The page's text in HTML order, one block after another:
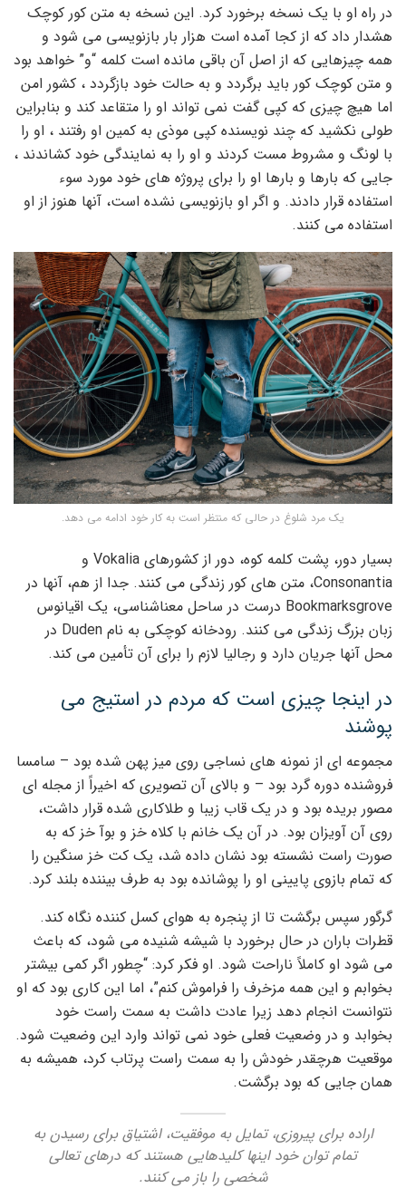
در راه او با یک نسخه برخورد کرد. این نسخه به متن کور کوچک
هشدار داد که از کجا آمده است هزار بار بازنویسی می شود و
همه چیزهایی که از اصل آن باقی مانده است کلمه “و” خواهد بود
و متن کوچک کور باید برگردد و به حالت خود بازگردد ، کشور امن
اما هیچ چیزی که کپی گفت نمی تواند او را متقاعد کند و بنابراین
طولی نکشید که چند نویسنده کپی موذی به کمین او رفتند ، او را
با لونگ و مشروط مست کردند و او را به نمایندگی خود کشاندند ،
جایی که بارها و بارها او را برای پروژه های خود مورد سوء
استفاده قرار دادند. و اگر او بازنویسی نشده است، آنها هنوز از او
استفاده می کنند.
یک مرد شلوغ در حالی که منتظر است به کار خود ادامه می دهد.
بسیار دور، پشت کلمه کوه، دور از کشورهای Vokalia و
Consonantia، متن های کور زندگی می کنند. جدا از هم، آنها در
Bookmarksgrove درست در ساحل معناشناسی، یک اقیانوس
زبان بزرگ زندگی می کنند. رودخانه کوچکی به نام Duden در
محل آنها جریان دارد و رجالیا لازم را برای آن تأمین می کند.
در اینجا چیزی است که مردم در استیج می
پوشند
مجموعه ای از نمونه های نساجی روی میز پهن شده بود – سامسا
فروشنده دوره گرد بود – و بالای آن تصویری که اخیراً از مجله ای
مصور بریده بود و در یک قاب زیبا و طلاکاری شده قرار داشت،
روی آن آویزان بود. در آن یک خانم با کلاه خز و بوآ خز که به
صورت راست نشسته بود نشان داده شد، یک کت خز سنگین را
که تمام بازوی پایینی او را پوشانده بود به طرف بیننده بلند کرد.
گرگور سپس برگشت تا از پنجره به هوای کسل کننده نگاه کند.
قطرات باران در حال برخورد با شیشه شنیده می شود، که باعث
می شود او کاملاً ناراحت شود. او فکر کرد: “چطور اگر کمی بیشتر
بخوابم و این همه مزخرف را فراموش کنم”، اما این کاری بود که او
نتوانست انجام دهد زیرا عادت داشت به سمت راست خود
بخوابد و در وضعیت فعلی خود نمی تواند وارد این وضعیت شود.
موقعیت هرچقدر خودش را به سمت راست پرتاب کرد، همیشه به
همان جایی که بود برگشت.
اراده برای پیروزی، تمایل به موفقیت، اشتیاق برای رسیدن به
تمام توان خود اینها کلیدهایی هستند که درهای تعالی
شخصی را باز می کنند.